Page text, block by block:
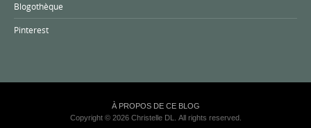
Blogothèque
Pinterest
À PROPOS DE CE BLOG
Copyright © 2026 Christelle DL. All rights reserved.